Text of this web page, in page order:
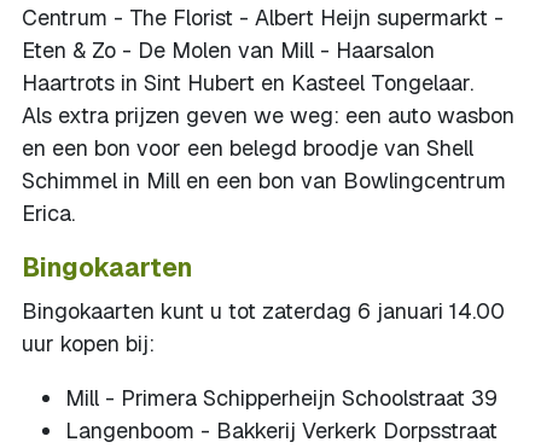
Centrum - The Florist - Albert Heijn supermarkt -
Eten & Zo - De Molen van Mill - Haarsalon
Haartrots in Sint Hubert en Kasteel Tongelaar.
Als extra prijzen geven we weg: een auto wasbon
en een bon voor een belegd broodje van Shell
Schimmel in Mill en een bon van Bowlingcentrum
Erica.
Bingokaarten
Bingokaarten kunt u tot zaterdag 6 januari 14.00
uur kopen bij:
Mill - Primera Schipperheijn Schoolstraat 39
Langenboom - Bakkerij Verkerk Dorpsstraat